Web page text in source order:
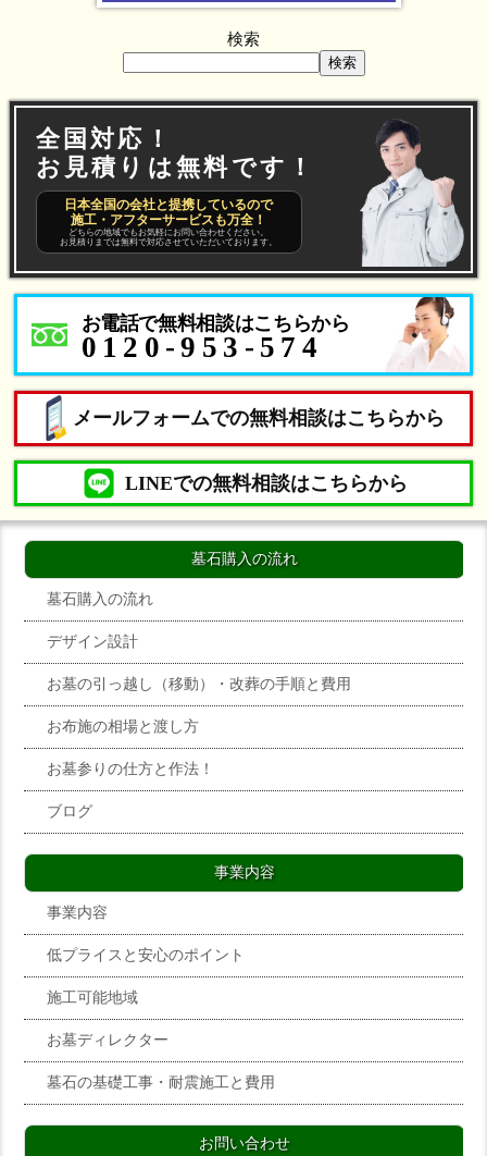
検索
検索
全国対応！
お見積りは無料です！
日本全国の会社と提携しているので
施工・アフターサービスも万全！
どちらの地域でもお気軽にお問い合わせください。
お見積りまでは無料で対応させていただいております。
お電話で無料相談はこちらから
0120-953-574
メールフォームでの無料相談はこちらから
LINEでの無料相談はこちらから
墓石購入の流れ
墓石購入の流れ
デザイン設計
お墓の引っ越し（移動）・改葬の手順と費用
お布施の相場と渡し方
お墓参りの仕方と作法！
ブログ
事業内容
事業内容
低プライスと安心のポイント
施工可能地域
お墓ディレクター
墓石の基礎工事・耐震施工と費用
お問い合わせ